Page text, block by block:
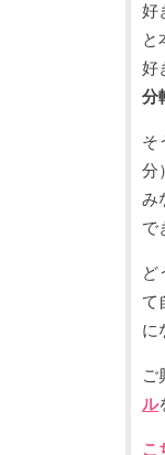
好
と
好
分
そ
分
み
で
ど
て
に
ご
ル
こ